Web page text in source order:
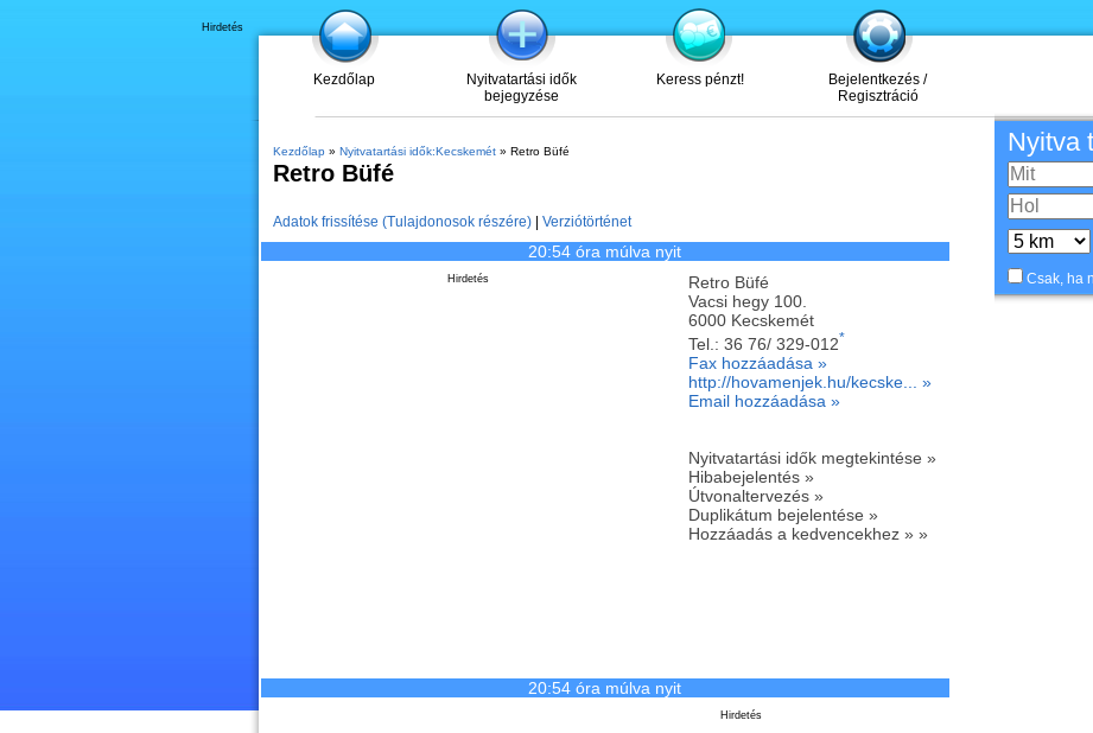
Kezdőlap
Nyitvatartási idők
bejegyzése
Keress pénzt!
Bejelentkezés /
Regisztráció
Hirdetés
Kezdőlap» Nyitvatartási idők:Kecskemét» Retro Büfé
Retro Büfé
Adatok frissítése (Tulajdonosok részére)| Verziótörténet
20:54 óra múlva nyit
Retro Büfé
Vacsi hegy 100.
6000 Kecskemét
Tel.: 36 76/ 329-012*
Fax hozzáadása »
http://hovamenjek.hu/kecske... »
Email hozzáadása »
Nyitvatartási idők megtekintése »
Hibabejelentés »
Útvonaltervezés »
Duplikátum bejelentése »
Hozzáadás a kedvencekhez » »
Hirdetés
20:54 óra múlva nyit
Hirdetés
Nyitva
Csak, ha